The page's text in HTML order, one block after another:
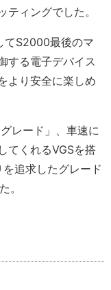
ィングでした。
てS2000最後のマ
する電子デバイス
より安全に楽しめ
レード」、車速に
てくれるVGSを搭
追求したグレード
。